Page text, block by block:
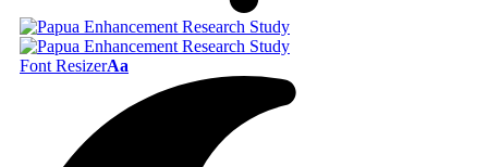
Font ResizerAa